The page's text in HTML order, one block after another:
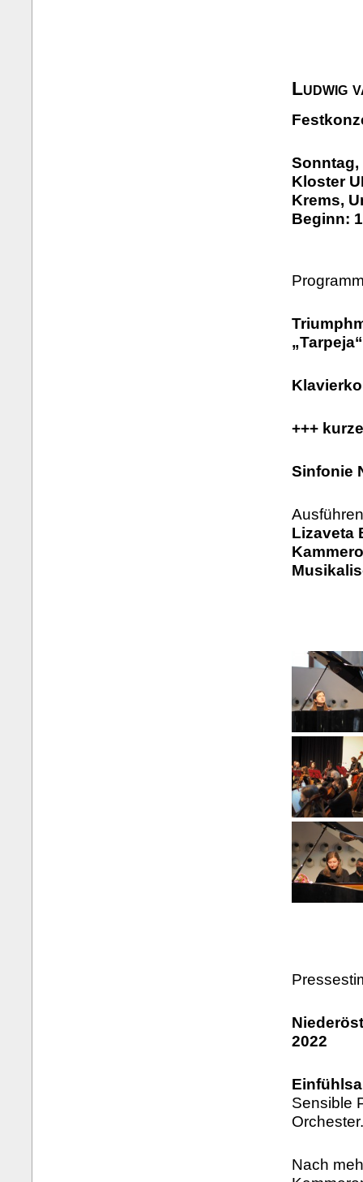
Ludwig
Sonntag,
Kloster
Krems,
Beginn:
+++
Sinfonie
Lizaveta
2022
Sensible
Orchester.
Nach